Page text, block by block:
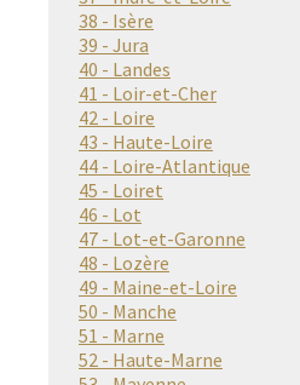
38 - Isère
39 - Jura
40 - Landes
41 - Loir-et-Cher
42 - Loire
43 - Haute-Loire
44 - Loire-Atlantique
45 - Loiret
46 - Lot
47 - Lot-et-Garonne
48 - Lozère
49 - Maine-et-Loire
50 - Manche
51 - Marne
52 - Haute-Marne